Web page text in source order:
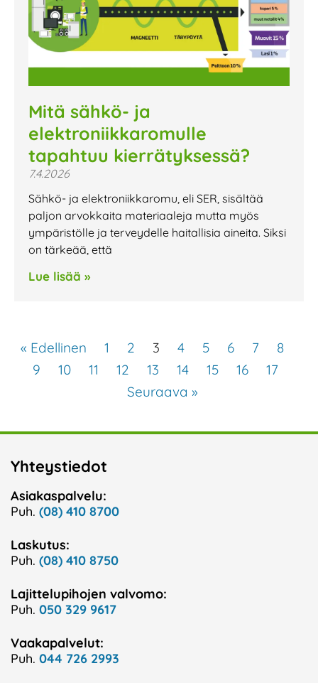
Mitä sähkö- ja
elektroniikkaromulle
tapahtuu kierrätyksessä?
7.4.2026
Sähkö- ja elektroniikkaromu, eli SER, sisältää
paljon arvokkaita materiaaleja mutta myös
ympäristölle ja terveydelle haitallisia aineita. Siksi
on tärkeää, että
Lue lisää »
« Edellinen 1 2 3 4 5 6 7
8
9
10 11 12 13 14 15 16
17
Seuraava »
Yhteystiedot
Asiakaspalvelu:
Puh. (08) 410 8700
Laskutus:
Puh. (08) 410 8750
Lajittelupihojen valvomo:
Puh. 050 329 9617
Vaakapalvelut:
Puh. 044 726 2993